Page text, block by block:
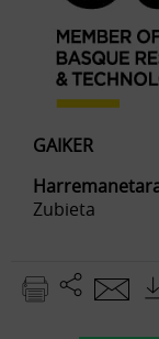
GAIKER
Zubieta